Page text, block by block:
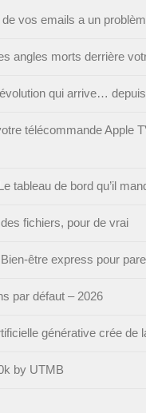
vos emails a un
angles morts derrière
qui arrive…
télécommande Apple
tableau de bord qu’il
fichiers, pour de vrai
être express pour
par défaut – 2026
générative crée de
by UTMB